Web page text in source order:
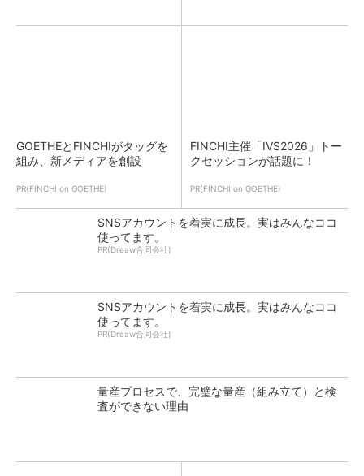
GOETHEとFINCHIがタッグを
組み、新メディアを創設
PR(FINCHI on GOETHE)
FINCHI主催「IVS2026」トー
クセッションが話題に！
PR(FINCHI on GOETHE)
SNSアカウントを着実に成長。実はみんなココ
使ってます。
PR(Dreaw合同会社)
SNSアカウントを着実に成長。実はみんなココ
使ってます。
PR(Dreaw合同会社)
量産プロセスで、完璧な量産（組み立て）と検
査ができない理由